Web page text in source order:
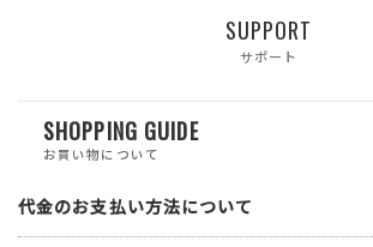
SUPPORT
サポート
SHOPPING GUIDE
お買い物について
代金のお支払い方法について